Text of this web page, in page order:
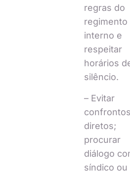
regras do
regimento
interno e
respeitar
horários
silêncio.
– Evitar
confrontos
diretos;
procurar
diálogo
síndico ou